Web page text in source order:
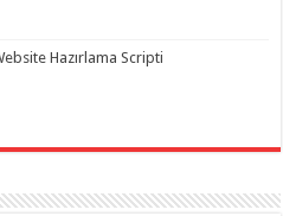
Hazırlama Scripti